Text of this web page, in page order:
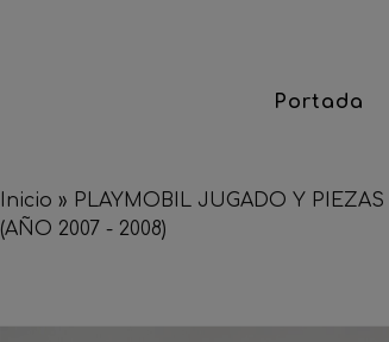
Portada
Inicio » PLAYMOBIL JUGADO Y PIEZAS
(AÑO 2007 - 2008)